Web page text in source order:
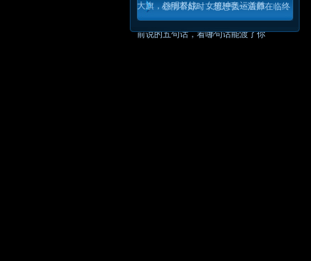
大旗，姚明督战，女篮冲奥运首胜
心情不好时，想想弘一法师在临终
前说的五句话，看哪句话能渡了你